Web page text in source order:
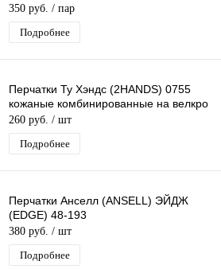
350 руб. / пар
Подробнее
Перчатки Ту Хэндс (2HANDS) 0755
кожаные комбинированные на велкро
260 руб. / шт
Подробнее
Перчатки Анселл (ANSELL) ЭЙДЖ
(EDGE) 48-193
380 руб. / шт
Подробнее